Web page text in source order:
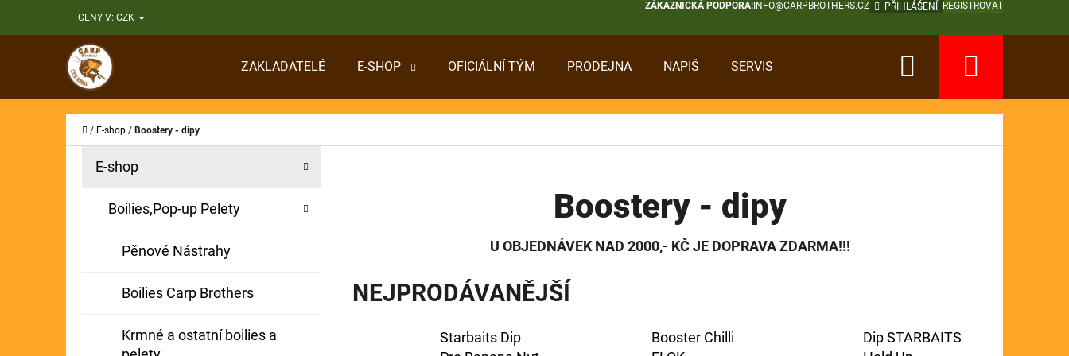
na
CENY V: CZK
ZÁKAZNICKÁ PODPORA:INFO@CARPBROTHERS.CZ PŘIHLÁŠENÍ REGISTROVAT
ZAKLADATELÉ E-SHOP OFICIÁLNÍ TÝM PRODEJNA NAPIŠ SERVIS Hledat
Domů
/ E-shop / Boostery - dipy
Přeskočit
E-shop
Boilies,Pop-up Pelety
Pěnové Nástrahy
Boilies Carp Brothers
Krmné a ostatní boilies a
Boostery - dipy
U OBJEDNÁVEK NAD 2000,- KČ JE DOPRAVA ZDARMA!!!
NEJPRODÁVANĚJŠÍ
Starbaits Dip
Booster Chilli
Dip STARBAITS
O
Í
Zpět
do
obchodu
Zpět
do
obchodu
CO POTŘEBUJETE NAJÍT?
DOPORUČUJEME